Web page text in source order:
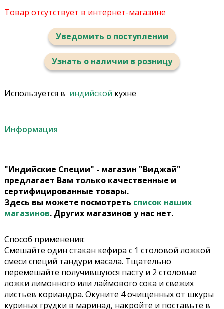
Товар отсутствует в интернет-магазине
Уведомить о поступлении
Узнать о наличии в розницу
Используется в индийской кухне
Информация
"Индийские Специи" - магазин "Виджай"
предлагает Вам только качественные и
сертифицированные товары.
Здесь вы можете посмотреть список наших
магазинов. Других магазинов у нас нет.
Способ применения:
Смешайте один стакан кефира с 1 столовой ложкой
смеси специй тандури масала. Тщательно
перемешайте получившуюся пасту и 2 столовые
ложки лимонного или лаймового сока и свежих
листьев кориандра. Окуните 4 очищенных от шкуры
куриных грудки в маринад, накройте и поставьте в